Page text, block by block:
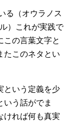
る（オウラノス
）これが実践で
この言葉文字と
たこのネタとい
という定義を少
いう話がでま
ければ何も真実